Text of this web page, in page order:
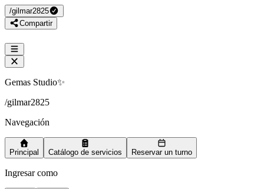
/gilmar2825
Compartir
Gemas Studio✨
/gilmar2825
Navegación
Principal Catálogo de servicios Reservar un turno
Ingresar como